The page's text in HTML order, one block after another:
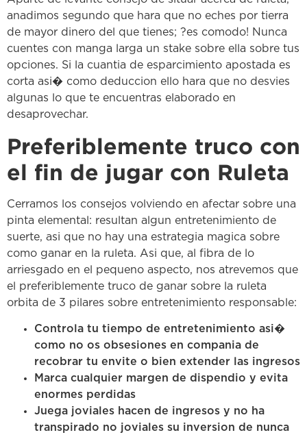
anadimos segundo que hara que no eches por tierra
de mayor dinero del que tienes; ?es comodo! Nunca
cuentes con manga larga un stake sobre ella sobre tus
opciones. Si la cuantia de esparcimiento apostada es
corta asi� como deduccion ello hara que no desvies
algunas lo que te encuentras elaborado en
desaprovechar.
Preferiblemente truco con
el fin de jugar con Ruleta
Cerramos los consejos volviendo en afectar sobre una
pinta elemental: resultan algun entretenimiento de
suerte, asi que no hay una estrategia magica sobre
como ganar en la ruleta. Asi que, al fibra de lo
arriesgado en el pequeno aspecto, nos atrevemos que
el preferiblemente truco de ganar sobre la ruleta
orbita de 3 pilares sobre entretenimiento responsable:
Controla tu tiempo de entretenimiento asi�
como no os obsesiones en compania de
recobrar tu envite o bien extender las ingresos
Marca cualquier margen de dispendio y evita
enormes perdidas
Juega joviales hacen de ingresos y no ha
transpirado no joviales su inversion de nunca